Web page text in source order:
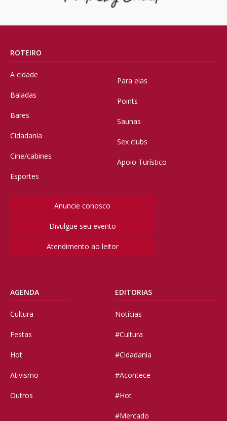
ROTEIRO
A cidade
Baladas
Bares
Cidadania
Cine/cabines
Esportes
Para elas
Points
Saunas
Sex clubs
Apoio Turístico
Anuncie conosco
Divulgue seu evento
Atendimento ao leitor
AGENDA
Cultura
Festas
Hot
Ativismo
Outros
EDITORIAS
Notícias
#Cultura
#Cidadania
#Acontece
#Hot
#Mercado